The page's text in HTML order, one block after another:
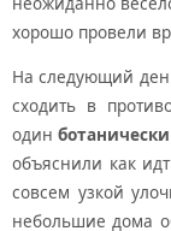
хорошо провели
На следующий
сходить в
один
объяснили как
совсем узкой
небольшие дома